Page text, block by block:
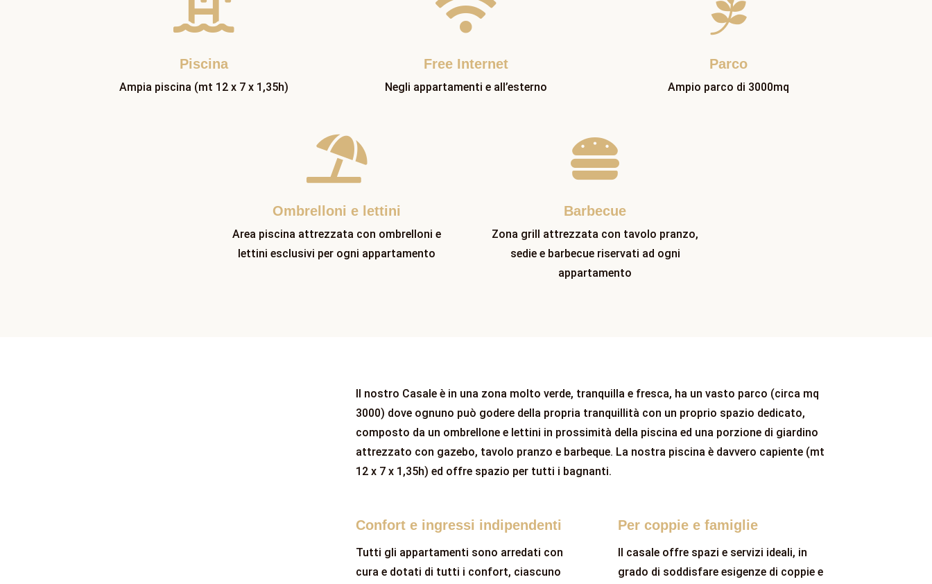

Piscina
Ampia piscina (mt 12 x 7 x 1,35h)

Free Internet
Negli appartamenti e all’esterno

Parco
Ampio parco di 3000mq

Ombrelloni e lettini
Area piscina attrezzata con ombrelloni e
lettini esclusivi per ogni appartamento

Barbecue
Zona grill attrezzata con tavolo pranzo,
sedie e barbecue riservati ad ogni
appartamento
Il nostro Casale è in una zona molto verde, tranquilla e fresca, ha un vasto parco (circa mq
3000) dove ognuno può godere della propria tranquillità con un proprio spazio dedicato,
composto da un ombrellone e lettini in prossimità della piscina ed una porzione di giardino
attrezzato con gazebo, tavolo pranzo e barbeque. La nostra piscina è davvero capiente (mt
12 x 7 x 1,35h) ed offre spazio per tutti i bagnanti.
Confort e ingressi indipendenti
Tutti gli appartamenti sono arredati con
cura e dotati di tutti i confort, ciascuno
Per coppie e famiglie
Il casale offre spazi e servizi ideali, in
grado di soddisfare esigenze di coppie e